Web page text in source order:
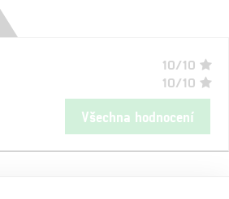
10/10
10/10
Všechna hodnocení